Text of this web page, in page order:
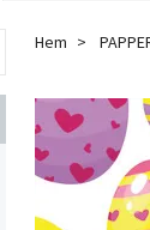
Hem